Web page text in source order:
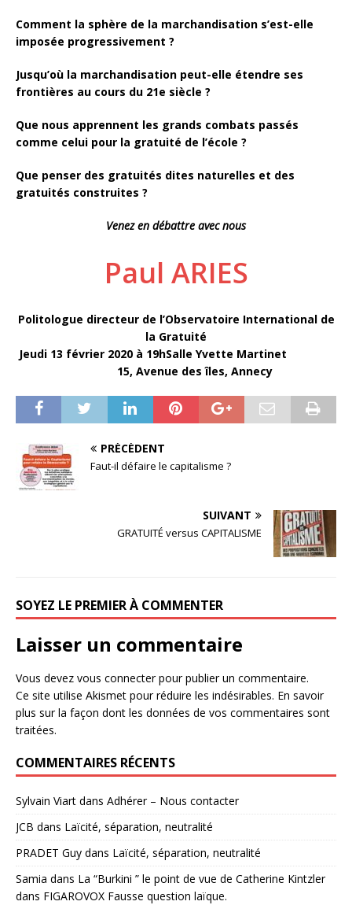
Comment la sphère de la marchandisation s’est-elle
imposée progressivement ?
Jusqu’où la marchandisation peut-elle étendre ses
frontières au cours du 21e siècle ?
Que nous apprennent les grands combats passés
comme celui pour la gratuité de l’école ?
Que penser des gratuités dites naturelles et des
gratuités construites ?
Venez en débattre avec nous
Paul ARIES
Politologue directeur de l’Observatoire International de
la Gratuité
Jeudi 13 février 2020 à 19hSalle Yvette Martinet
15, Avenue des îles, Annecy
PRÉCÉDENT
Faut-il défaire le capitalisme ?
SUIVANT
GRATUITÉ versus CAPITALISME
SOYEZ LE PREMIER À COMMENTER
Laisser un commentaire
Vous devez vous connecterpour publier un commentaire.
Ce site utilise Akismet pour réduire les indésirables. En savoir
plus sur la façon dont les données de vos commentaires sont
traitées.
COMMENTAIRES RÉCENTS
Sylvain Viart dans Adhérer – Nous contacter
JCB dans Laïcité, séparation, neutralité
PRADET Guy dans Laïcité, séparation, neutralité
Samia dans La “Burkini ” le point de vue de Catherine Kintzler
dans FIGAROVOX Fausse question laïque.